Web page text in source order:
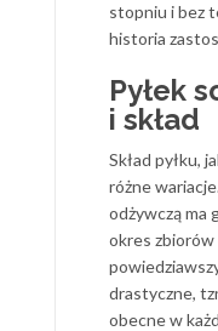
stopniu i bez
historia
Pyłek
i skład
Skład pyłku,
różne
odżywczą ma
okres zbiorów
drastyczne,
obecne w